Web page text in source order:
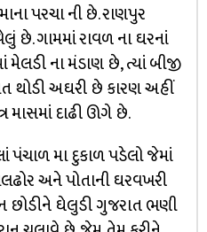
પરચા ની છે. રાણપુર
છે. ગામમાં રાવળ ના ઘરનાં
ના મંડાણ છે, ત્યાં બીજી
થોડી અઘરી છે કારણ અહીં
માસમાં દાઢી ઊગે છે.
પંચાળ મા દુકાળ પડેલો જેમાં
અને પોતાની ઘરવખરી
છોડીને ઘેલુડી ગુજરાત ભણી